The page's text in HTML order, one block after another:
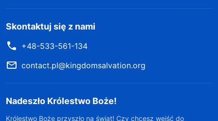
Skontaktuj się z nami
+48-533-561-134
contact.pl@kingdomsalvation.org
Nadeszło Królestwo Boże!
Królestwo Boże przyszło na świat! Czy chcesz wejść do